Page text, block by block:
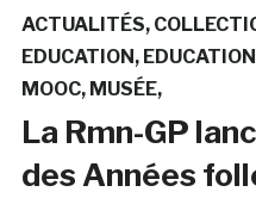
ACTUALITÉS
EDUCATION
MOOC MUSÉE
La Rmn-GP
des Années